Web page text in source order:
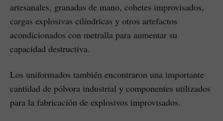
artesanales, granadas de mano, cohetes improvisados,
cargas explosivas cilíndricas y otros artefactos
acondicionados con metralla para aumentar su
capacidad destructiva.
Los uniformados también encontraron una importante
cantidad de pólvora industrial y componentes utilizados
para la fabricación de explosivos improvisados.